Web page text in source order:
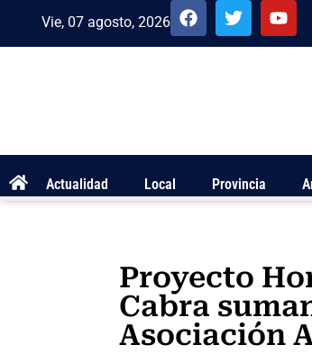
Vie, 07 agosto, 2026
Actualidad Local Provincia
Proyecto
Cabra
Asociación